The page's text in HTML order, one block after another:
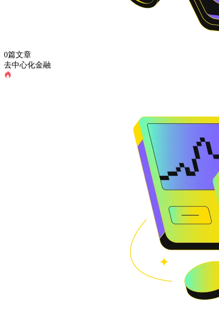
0篇文章
去中心化金融